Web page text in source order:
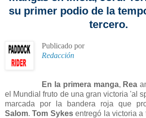
su primer podio de la
tercero.
Publicado por
Redacción
En la primera manga, Rea
el Mundial fruto de una gran victoria 'al
marcada por la bandera roja que
Salom.Tom Sykesentregó la victoria a